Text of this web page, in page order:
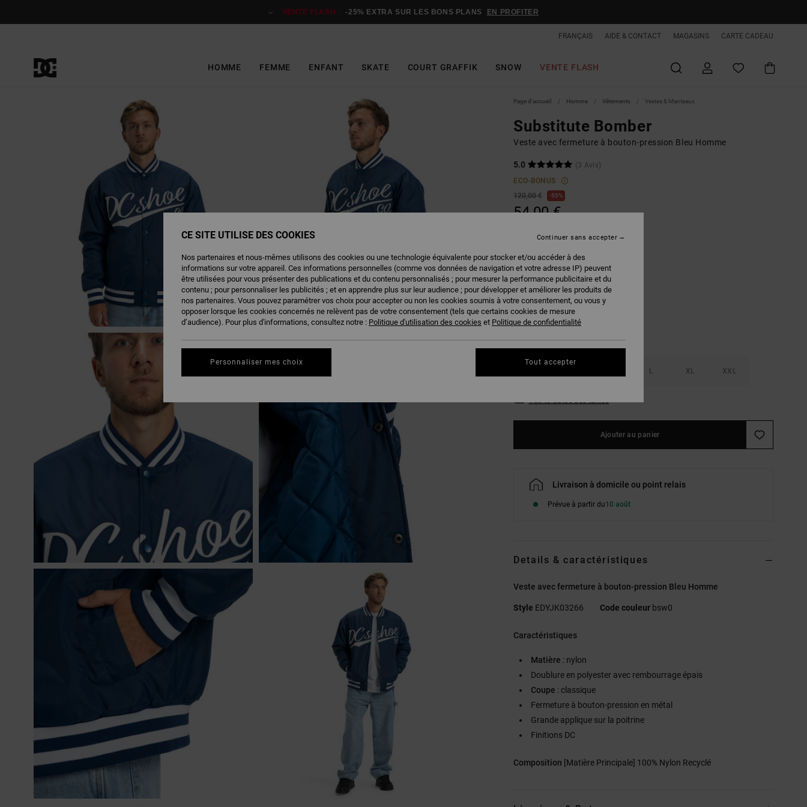
VENTE FLASH : -25% EXTRA SUR LES BONS PLANS EN PROFITER
FRANÇAIS AIDE & CONTACT MAGASINS CARTE CADEAU
HOMME FEMME ENFANT SKATE COURT GRAFFIK SNOW VENTE FLASH
Page d'accueil Homme Vêtements Vestes & Manteaux
Substitute Bomber
Veste avec fermeture à bouton-pression Bleu Homme
5.0
(3 Avis)
ECO-BONUS
120,00 €
55%
54,00 €
CouleurEstate Blue
L XL XXL
Ajouter au panier
Livraison à domicile ou point relais
Prévue à partir du10 août
Details & caractéristiques
Veste avec fermeture à bouton-pression Bleu Homme
Style EDYJK03266 Code couleur bsw0
Caractéristiques
Matière : nylon
Doublure en polyester avec rembourrage épais
Coupe : classique
Fermeture à bouton-pression en métal
Grande applique sur la poitrine
Finitions DC
Composition [Matière Principale] 100% Nylon Recyclé
CE SITE UTILISE DES COOKIES
Nos partenaires et nous-mêmes utilisons des cookies ou une technologie équivalente pour stocker et/ou accéder à des
informations sur votre appareil. Ces informations personnelles (comme vos données de navigation et votre adresse IP) peuvent
être utilisées pour vous présenter des publications et du contenu personnalisés ; pour mesurer la performance publicitaire et du
contenu ; pour personnaliser les publicités ; et en apprendre plus sur leur audience ; pour développer et améliorer les produits de
nos partenaires. Vous pouvez paramétrer vos choix pour accepter ou non les cookies soumis à votre consentement, ou vous y
opposer lorsque les cookies concernés ne relèvent pas de votre consentement (tels que certains cookies de mesure
d’audience). Pour plus d'informations, consultez notre : Politique d'utilisation des cookies et Politique de confidentialité
Personnaliser mes choix
Continuer sans accepter
Tout accepter